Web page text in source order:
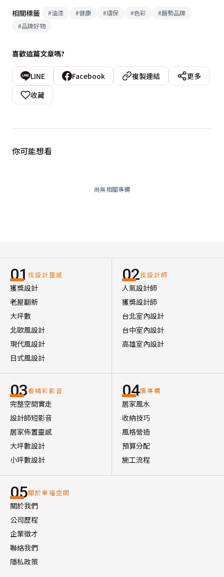
相關標籤 #油漆 #健康 #環保 #色彩 #趨勢品牌
#品牌好物
喜歡這篇文章嗎?
LINE Facebook 複製連結
更多
收藏
你可能想看
尚無相關專欄
01 找設計靈感
獲獎設計
老屋翻新
大坪數
北歐風設計
現代風設計
日式風設計
02找設計師
人氣設計師
獲獎設計師
台北室內設計
台中室內設計
高雄室內設計
03看精彩影音
完整空間實走
設計師短影音
居家佈置靈感
大坪數設計
小坪數設計
04讀專欄
居家風水
收納技巧
風格營造
預算分配
施工流程
05關於幸福空間
關於我們
公司歷程
企業徵才
聯絡我們
隱私政策